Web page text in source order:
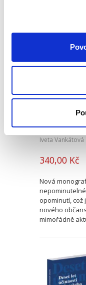
Iveta Vankátová
340,00 Kč
Nová
opominutí,
nového
mimořádně